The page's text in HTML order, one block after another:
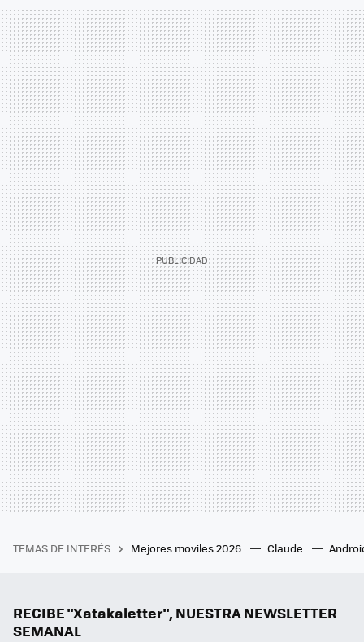
TEMAS DE INTERÉS Mejores moviles 2026 Claude
RECIBE "Xatakaletter", NUESTRA NEWSLETTER
SEMANAL